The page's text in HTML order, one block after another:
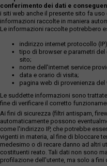
conferimento dei dati e
i siti web anche il presente sito fa
informazioni raccolte in maniera
Le informazioni raccolte potrebbero
indirizzo internet protocollo
tipo di browser e parametri
sito;
nome dell'internet service
data e orario di visita;
pagina web di provenienza
Le suddette informazioni sono
fine di verificare il corretto
Ai fini di sicurezza (filtri antispam,
automaticamente possono
come l'indirizzo IP, che potrebbe
vigenti in materia, al fine di bloccare
medesimo o di recare danno ad altri
costituenti reato. Tali dati non sono
profilazione dell'utente, ma solo a fini